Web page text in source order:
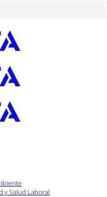
y Salud Laboral